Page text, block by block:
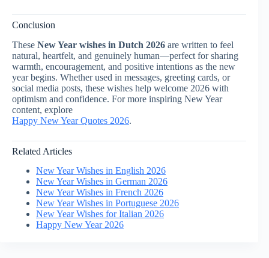
Conclusion
These New Year wishes in Dutch 2026 are written to feel
natural, heartfelt, and genuinely human—perfect for sharing
warmth, encouragement, and positive intentions as the new
year begins. Whether used in messages, greeting cards, or
social media posts, these wishes help welcome 2026 with
optimism and confidence. For more inspiring New Year
content, explore
Happy New Year Quotes 2026.
Related Articles
New Year Wishes in English 2026
New Year Wishes in German 2026
New Year Wishes in French 2026
New Year Wishes in Portuguese 2026
New Year Wishes for Italian 2026
Happy New Year 2026